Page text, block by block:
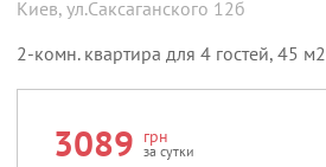
Киев, ул.Саксаганского 12б
2-комн. квартира для 4 гостей, 45 м2
3089 грн
за сутки